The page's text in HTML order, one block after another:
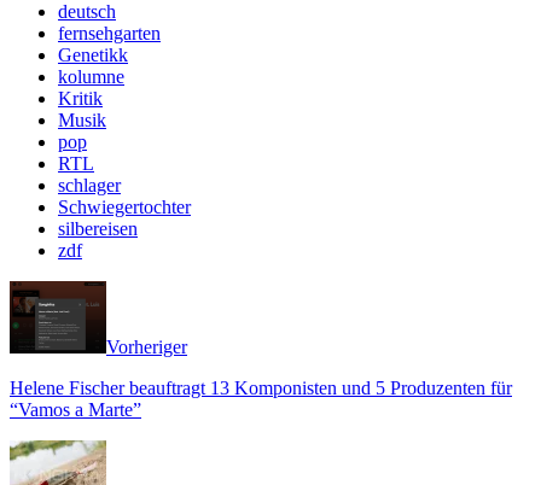
deutsch
fernsehgarten
Genetikk
kolumne
Kritik
Musik
pop
RTL
schlager
Schwiegertochter
silbereisen
zdf
Vorheriger
Helene Fischer beauftragt 13 Komponisten und 5 Produzenten für
“Vamos a Marte”